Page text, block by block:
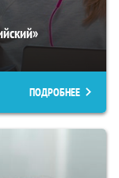
ПОДРОБНЕЕ